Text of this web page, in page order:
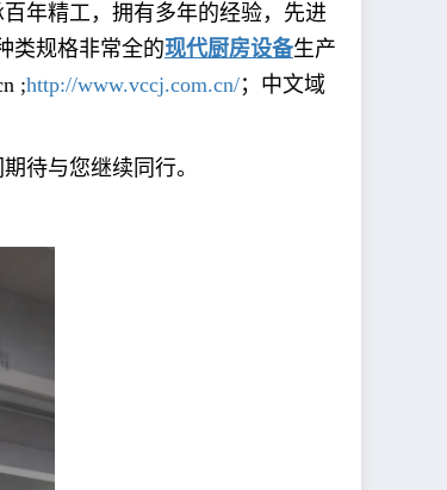
年精工， 拥有多年的经验，先进
类规格非常全的现代厨房设备生产
;http://www.vccj.com.cn/；中文域
待与您继续同行。